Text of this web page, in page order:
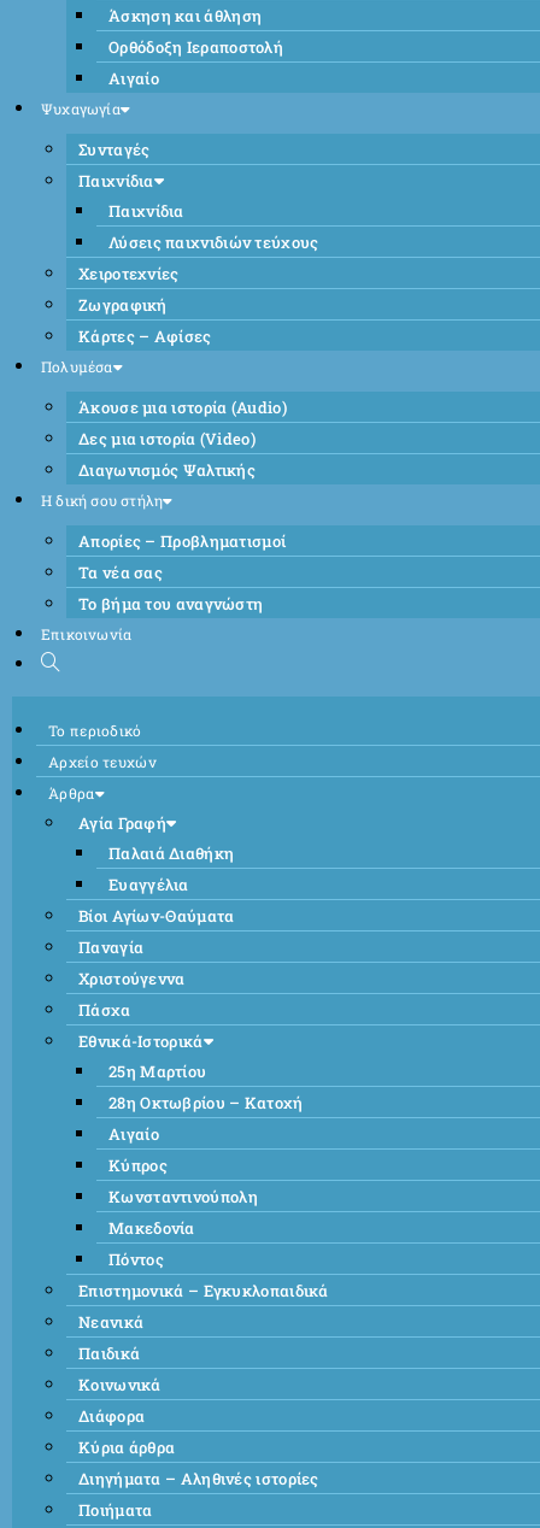
Άσκηση και άθληση
Ορθόδοξη Ιεραποστολή
Αιγαίο
Ψυχαγωγία
Συνταγές
Παιχνίδια
Παιχνίδια
Λύσεις παιχνιδιών τεύχους
Χειροτεχνίες
Ζωγραφική
Κάρτες – Αφίσες
Πολυμέσα
Άκουσε μια ιστορία (Audio)
Δες μια ιστορία (Video)
Διαγωνισμός Ψαλτικής
Η δική σου στήλη
Απορίες – Προβληματισμοί
Τα νέα σας
Το βήμα του αναγνώστη
Επικοινωνία
Το περιοδικό
Αρχείο τευχών
Άρθρα
Αγία Γραφή
Παλαιά Διαθήκη
Ευαγγέλια
Βίοι Αγίων-Θαύματα
Παναγία
Χριστούγεννα
Πάσχα
Εθνικά-Ιστορικά
25η Μαρτίου
28η Οκτωβρίου – Κατοχή
Αιγαίο
Κύπρος
Κωνσταντινούπολη
Μακεδονία
Πόντος
Επιστημονικά – Εγκυκλοπαιδικά
Νεανικά
Παιδικά
Κοινωνικά
Διάφορα
Κύρια άρθρα
Διηγήματα – Αληθινές ιστορίες
Ποιήματα